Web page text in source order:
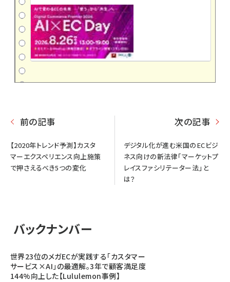
前の記事
【2020年トレンド予測】カスタ
マーエクスペリエンス向上施策
で押さえるべき5つの変化
次の記事
デジタル化が進む米国のECビジ
ネス向けの新法律「マーケットプ
レイスファシリテーター法」と
は？
バックナンバー
世界23位のメガECが実践する「カスタマー
サービス×AI」の最適解。3年で顧客満足度
144%向上した【Lululemon事例】